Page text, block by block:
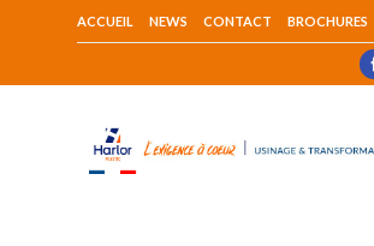
ACCUEIL NEWS CONTACT BROCHURES